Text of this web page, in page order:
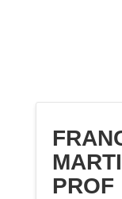
PROF